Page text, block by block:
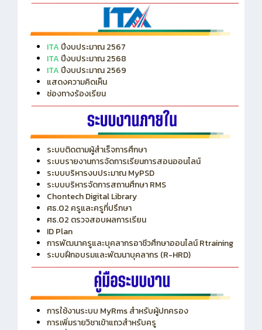
ITA ปีงบประมาณ 2567
ITA ปีงบประมาณ 2568
ITA ปีงบประมาณ 2569
แสดงความคิดเห็น
ช่องทางร้องเรียน
ระบบติดตามผู้สำเร็จการศึกษา
ระบบรายงานการจัดการเรียนการสอนออนไลน์
ระบบบริหารงบประมาณ MyPSD
ระบบบริหารจัดการสถานศึกษา RMS
Chontech Digital Library
ศธ.02 ครูและครูที่ปรึกษา
ศธ.02 ตรวจสอบผลการเรียน
ID Plan
การพัฒนาครูและบุคลากรอาชีวศึกษาออนไลน์ Rtraining
ระบบฝึกอบรมและพัฒนาบุคลากร (R-HRD)
การใช้งานระบบ MyRms สำหรับผู้ปกครอง
การเพิ่มรายวิชาเข้าแถวสำหรับครู